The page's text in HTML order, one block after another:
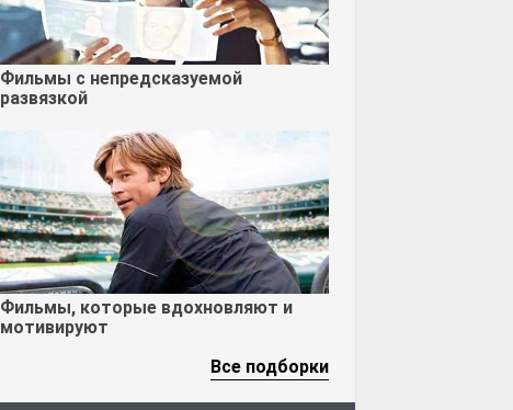
Фильмы с непредсказуемой
развязкой
Фильмы, которые вдохновляют и
мотивируют
Все подборки